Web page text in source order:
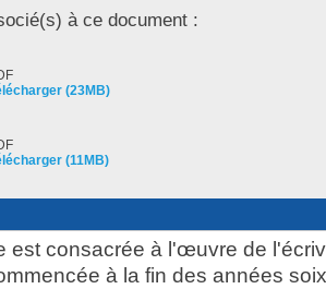
à ce document :
(23MB)
(11MB)
est consacrée à l'œuvre de
à la fin des années